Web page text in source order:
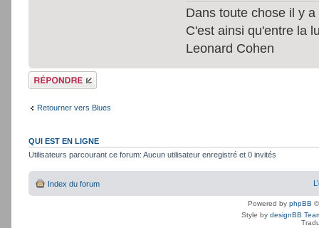
Dans toute chose il y
C'est ainsi qu'entre la
Leonard Cohen
Répondre
Retourner vers Blues
QUI EST EN LIGNE
Utilisateurs parcourant ce forum: Aucun utilisateur enregistré et 0 invités
Index du forum
Powered by phpBB
Style by designBB